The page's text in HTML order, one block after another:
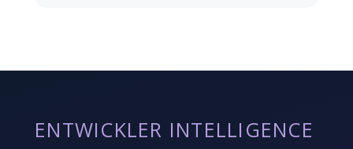
ENTWICKLER INTELLIGENCE